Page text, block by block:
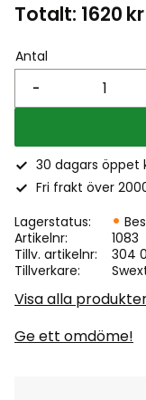
Totalt: 1620 kr
Antal
-
30 dagars öppet
Fri frakt över
Lagerstatus
Artikelnr
1083
Tillv. artikelnr
304
Tillverkare
Visa alla
Ge ett omdöme!